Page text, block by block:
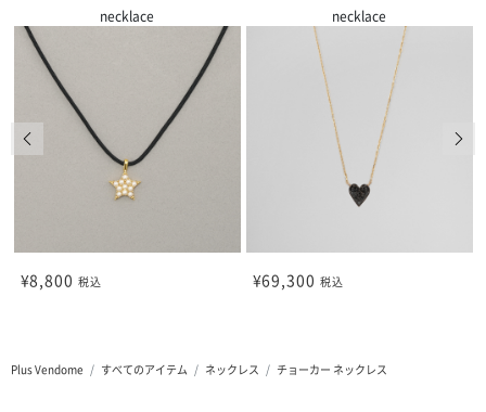
necklace
¥8,800税込
necklace
¥69,300税込
前の画像 次
Plus Vendome すべてのアイテム ネックレス チョーカー ネックレス